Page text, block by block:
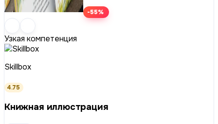
-55%
Узкая компетенция
Skillbox
4.75
Книжная иллюстрация